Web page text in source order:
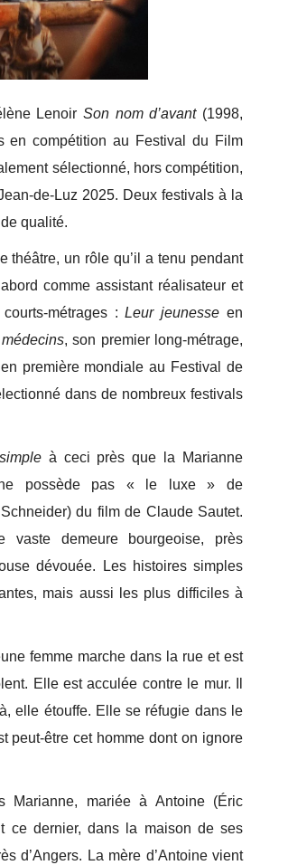
LenoirSon nom d’avant(1998,
en compétition au Festival du Film
sélectionné, hors compétition,
de-Luz 2025. Deux festivals à la
qualité.
théâtre, un rôle qu’il a tenu pendant
comme assistant réalisateur et
métrages :Leur jeunesse en
, son premier long-métrage,
première mondiale au Festival de
dans de nombreux festivals
à ceci près que la Marianne
possède pas « le luxe » de
du film de Claude Sautet.
vaste demeure bourgeoise, près
dévouée. Les histoires simples
mais aussi les plus difficiles à
femme marche dans la rue et est
Elle est acculée contre le mur. Il
elle étouffe. Elle se réfugie dans le
peut-être cet homme dont on ignore
Marianne, mariée à Antoine (Éric
ce dernier, dans la maison de ses
d’Angers. La mère d’Antoine vient